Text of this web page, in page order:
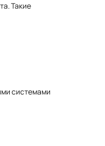
Такие
системами